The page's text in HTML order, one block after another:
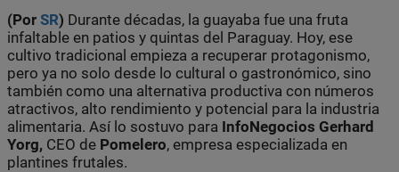
(Por SR) Durante décadas, la guayaba fue una fruta
infaltable en patios y quintas del Paraguay. Hoy, ese
cultivo tradicional empieza a recuperar protagonismo,
pero ya no solo desde lo cultural o gastronómico, sino
también como una alternativa productiva con números
atractivos, alto rendimiento y potencial para la industria
alimentaria. Así lo sostuvo para InfoNegocios Gerhard
Yorg, CEO de Pomelero, empresa especializada en
plantines frutales.